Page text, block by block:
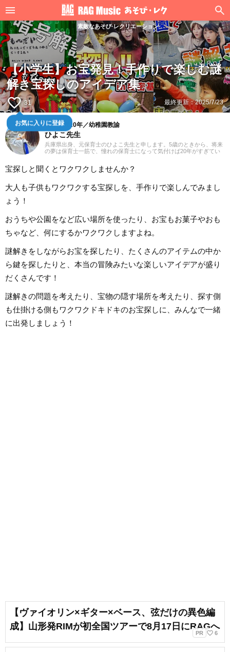
素敵なあそび·レクリエーション
【小学生】お宝発見！手作りで楽しむ謎
解き宝探しのアイデア集
favorite_border 31
お気に入りに登録
最終更新：2025/7/23
保育士歴20年／幼稚園教諭
ひよこ先生
兵庫県出身、元保育士のひよこ先生と申します。5歳のときから、将来
の夢は保育士一筋で、憧れの保育士になって気付けば20年がすぎてい
経験をいかしながら、役立つ情報をていねいにお届けしていきたいと
宝探しと聞くとワクワクしませんか？
大人も子供もワクワクする宝探しを、手作りで楽しんでみまし
ょう！
おうちや公園をなど広い場所を使ったり、お宝もお菓子やおも
ちゃなど、何にするかワクワクしますよね。
謎解きをしながらお宝を探したり、たくさんのアイテムの中か
ら鍵を探したりと、本当の冒険みたいな楽しいアイデアが盛り
だくさんです！
謎解きの問題を考えたり、宝物の隠す場所を考えたり、探す側
も仕掛ける側もワクワクドキドキのお宝探しに、みんなで一緒
に出発しましょう！
【ヴァイオリン×ギター×ベース、弦だけの異色編
成】山形発RIMが初全国ツアーで8月17日にRAGへ
PR favorite_border 6